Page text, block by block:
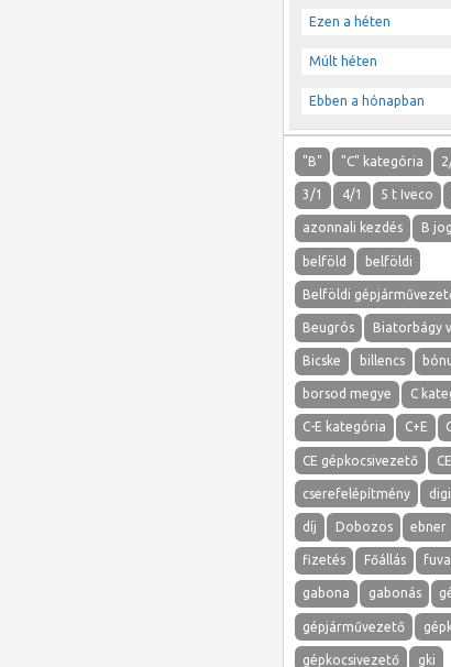
Ezen a héten
Múlt héten
Ebben a hónapban
"B" "C" kategória
3/1 4/1 5 t Iveco
azonnali kezdés B
belföld belföldi
Belföldi
Beugrós Biatorbágy
Bicske billencs
borsod megye C
C-E kategória C+E
CE gépkocsivezető
cserefelépítmény
díj Dobozos ebner
fizetés Főállás
gabona gabonás
gépjárművezető
gépkocsivezető gki